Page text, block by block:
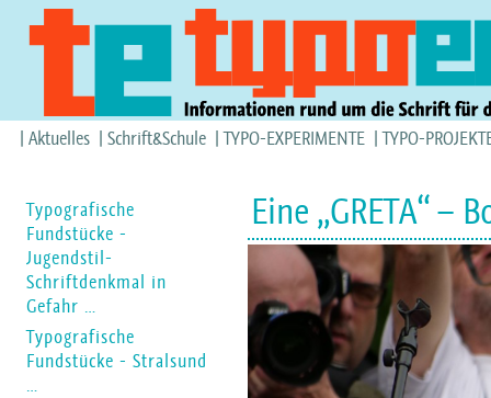
Aktuelles Schrift&Schule TYPO-EXPERIMENTE TYPO-
Eine „GRETA“ –
Typografische
Fundstücke -
Jugendstil-
Schriftdenkmal in
Gefahr …
Typografische
Fundstücke - Stralsund
…